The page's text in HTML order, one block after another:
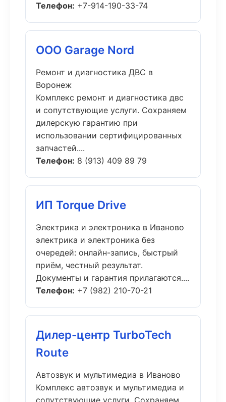
Телефон: +7-914-190-33-74
ООО Garage Nord
Ремонт и диагностика ДВС в
Воронеж
Комплекс ремонт и диагностика двс
и сопутствующие услуги. Сохраняем
дилерскую гарантию при
использовании сертифицированных
запчастей....
Телефон: 8 (913) 409 89 79
ИП Torque Drive
Электрика и электроника в Иваново
электрика и электроника без
очередей: онлайн-запись, быстрый
приём, честный результат.
Документы и гарантия прилагаются....
Телефон: +7 (982) 210-70-21
Дилер-центр TurboTech
Route
Автозвук и мультимедиа в Иваново
Комплекс автозвук и мультимедиа и
сопутствующие услуги. Сохраняем